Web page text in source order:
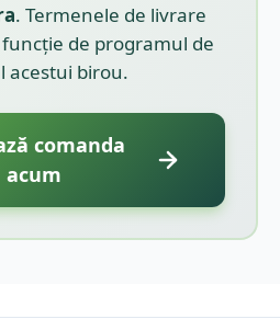
. Termenele de livrare
de programul de
acestui birou.
comanda
acum